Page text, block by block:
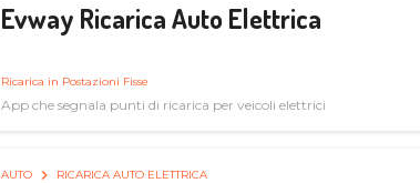
Evway Ricarica Auto Elettrica
Ricarica in Postazioni Fisse
App che segnala punti di ricarica per veicoli elettrici
AUTO RICARICA AUTO ELETTRICA